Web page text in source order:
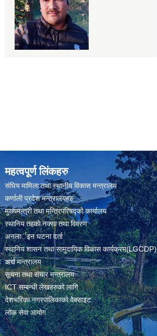
महत्वपूर्ण लिंकहरु
संघिय मामिला तथा स्थानीय विकास मन्त्रालय
कर्णाली प्रदेश मन्त्रालयहरु
मुख्यमन्त्री तथा मन्त्रिपरिषद्को कार्यालय
स्थानिय तहकाे नक्सा तथा विवरण
अनलार्इन घटना दर्ता
स्थानिय शासन तथा सामुदायिक विकास कार्यक्रम(LGCDP)
अर्थ मन्त्रालय
सूचना तथा संचार मन्त्रालय
ICT सम्बन्धी लेखहरुको लागि
देशभरिका नगरपालिकाको वेबसाइट
लोक सेवा आयोग